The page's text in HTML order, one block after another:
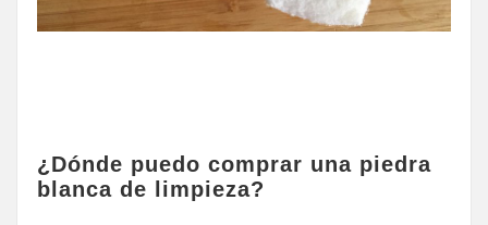
¿Dónde puedo comprar una piedra
blanca de limpieza?